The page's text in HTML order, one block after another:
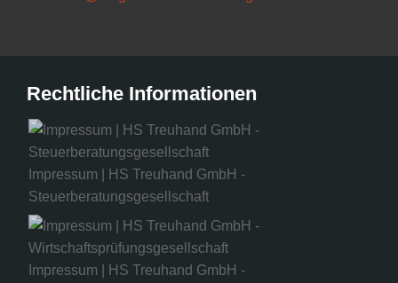
Rechtliche Informationen
Impressum | HS Treuhand GmbH -
Steuerberatungsgesellschaft
Impressum | HS Treuhand GmbH -